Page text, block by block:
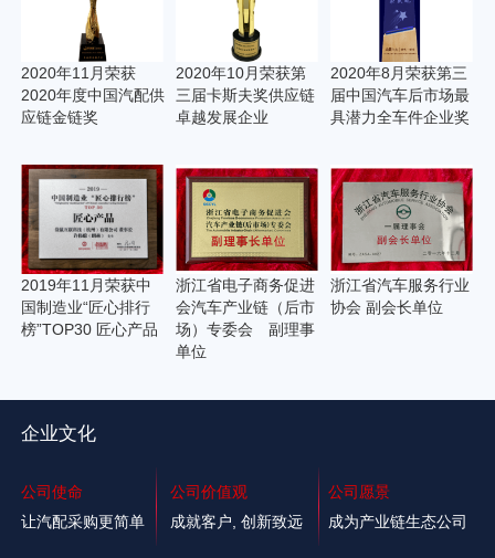
2020年11月荣获
2020年度中国汽配供
应链金链奖
2020年10月荣获第
三届卡斯夫奖供应链
卓越发展企业
2020年8月荣获第三
届中国汽车后市场最
具潜力全车件企业奖
2019年11月荣获中
国制造业“匠心排行
榜”TOP30 匠心产品
浙江省电子商务促进
会汽车产业链（后市
场）专委会 副理事
单位
浙江省汽车服务行业
协会 副会长单位
企业文化
公司使命
让汽配采购更简单
公司价值观
成就客户, 创新致远
公司愿景
成为产业链生态公司